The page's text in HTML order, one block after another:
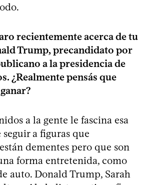
recientemente acerca de tu
Trump, precandidato por
a la presidencia de
¿Realmente pensás que
a la gente le fascina esa
a figuras que
dementes pero que son
forma entretenida, como
auto. Donald Trump, Sarah